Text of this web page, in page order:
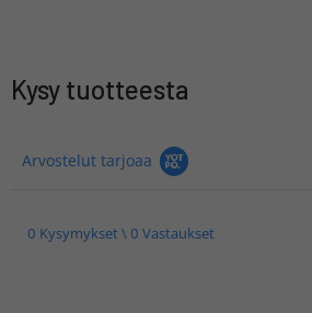
Kysy tuotteesta
Arvostelut tarjoaa
0 Kysymykset \ 0 Vastaukset